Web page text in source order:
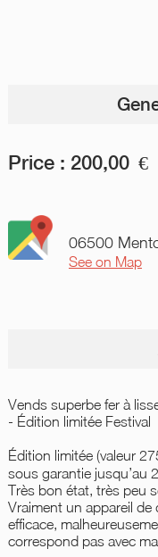
Price : 200,00 €
06500
See on Map
Vends superbe fer à
- Édition limitée Festival
Édition limitée (valeur
sous garantie jusqu’au
Très bon état, très peu
Vraiment un appareil
efficace,
correspond pas avec